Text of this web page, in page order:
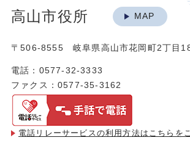
高山市役所 MAP
〒506-8555 岐阜県高山市花岡町2丁
電話：0577-32-3333
ファクス：0577-35-3162
電話リレーサービスの利用方法は こちらを